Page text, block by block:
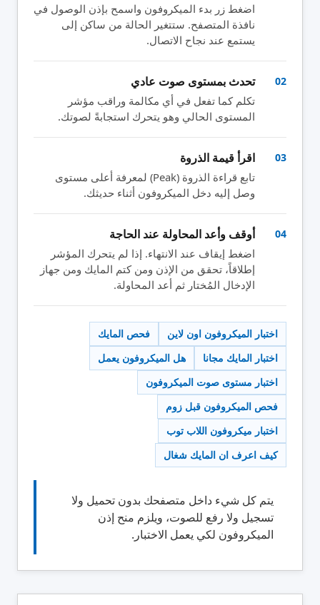
اضغط زر بدء الميكروفون واسمح بإذن الوصول في
نافذة المتصفح. ستتغير الحالة من ساكن إلى
يستمع عند نجاح الاتصال.
02 تحدث بمستوى صوت عادي
تكلم كما تفعل في أي مكالمة وراقب مؤشر
المستوى الحالي وهو يتحرك استجابةً لصوتك.
03 اقرأ قيمة الذروة
تابع قراءة الذروة (Peak) لمعرفة أعلى مستوى
وصل إليه دخل الميكروفون أثناء حديثك.
04 أوقف وأعد المحاولة عند الحاجة
اضغط إيقاف عند الانتهاء. إذا لم يتحرك المؤشر
إطلاقاً، تحقق من الإذن ومن كتم المايك ومن جهاز
الإدخال المُختار ثم أعد المحاولة.
اختبار الميكروفون اون لاين
فحص المايك
اختبار المايك مجانا
هل الميكروفون يعمل
اختبار مستوى صوت الميكروفون
فحص الميكروفون قبل زوم
اختبار ميكروفون اللاب توب
كيف اعرف ان المايك شغال
يتم كل شيء داخل متصفحك بدون تحميل ولا
تسجيل ولا رفع للصوت، ويلزم منح إذن
الميكروفون لكي يعمل الاختبار.